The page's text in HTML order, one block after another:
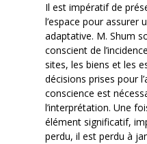
Il est impératif de
l’espace pour assurer
adaptative. M. Shum
conscient de
sites, les biens et les
décisions prises pour
conscience est
l’interprétation. Une
élément significatif,
perdu, il est perdu à